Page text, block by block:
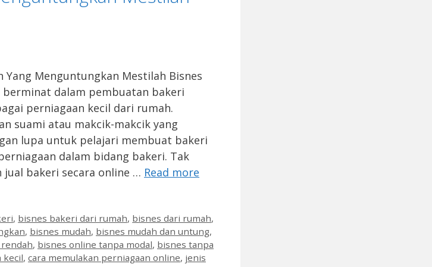
Yang Menguntungkan Mestilah Bisnes
berminat dalam pembuatan bakeri
perniagaan kecil dari rumah.
suami atau makcik-makcik yang
lupa untuk pelajari membuat bakeri
dalam bidang bakeri. Tak
bakeri secara online … Read more
, bisnes bakeri dari rumah, bisnes dari rumah,
, bisnes mudah, bisnes mudah dan untung,
, bisnes online tanpa modal, bisnes tanpa
kecil, cara memulakan perniagaan online, jenis